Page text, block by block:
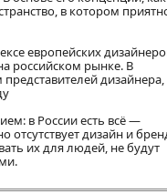
в котором
европейских
российском рынке. В
дизайнера,
в России есть всё —
дизайн и
их для людей, не будут